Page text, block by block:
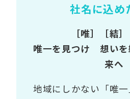
社名に込め
［唯］［結］
唯一を見つけ 想い
来へ
地域にしかない「唯